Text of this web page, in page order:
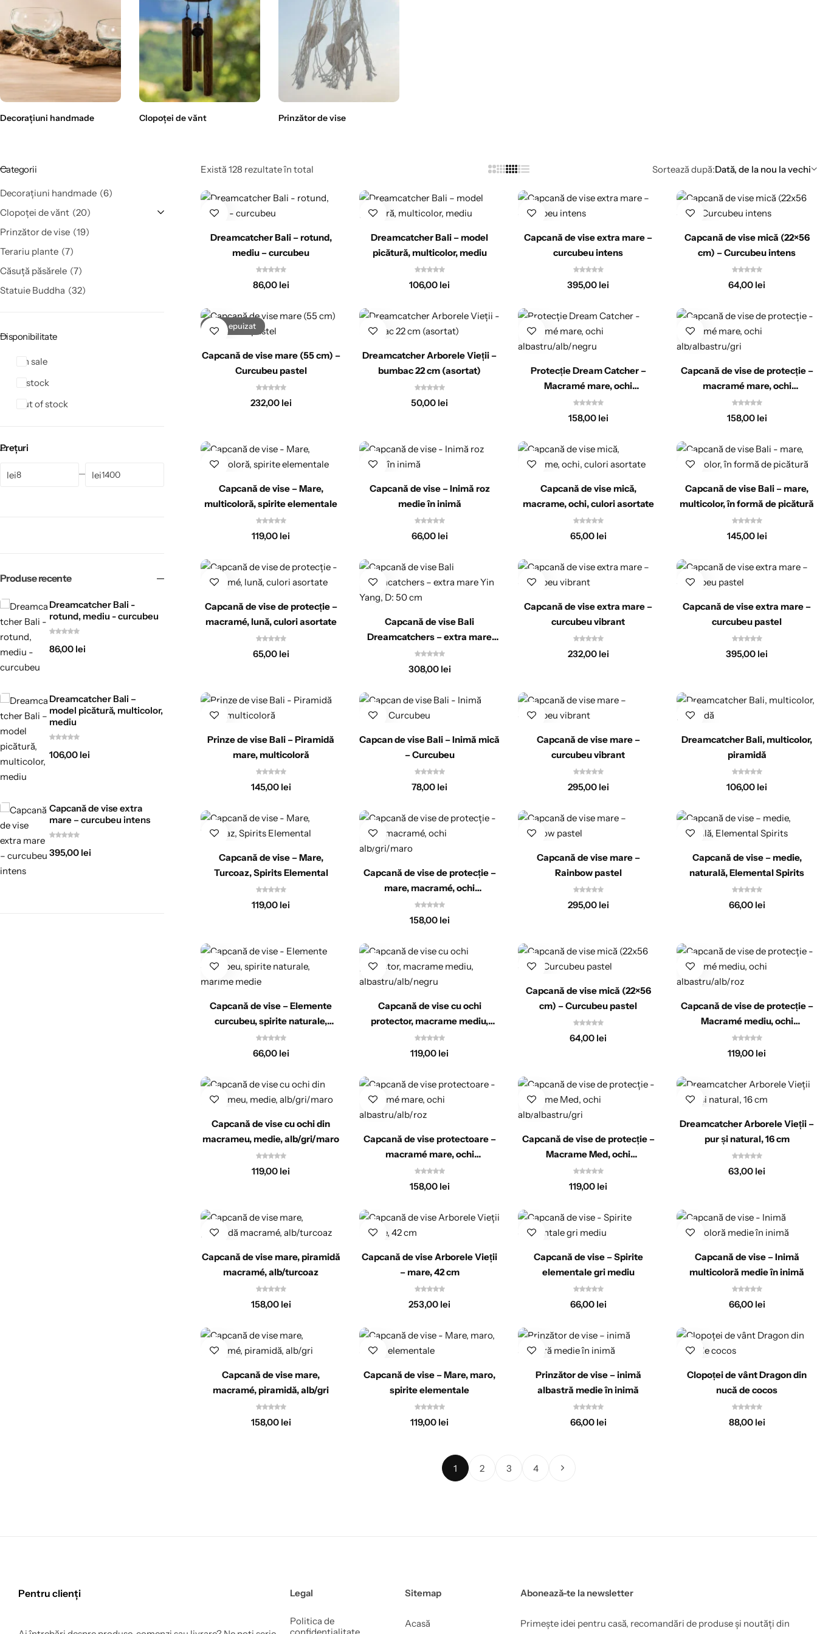
Decorațiuni handmade Clopoței de vănt Prinzător de vise
Există 128 rezultate în total Sortează după:Dată, de la nou la vechi
Dreamcatcher Bali – rotund,
mediu – curcubeu
86,00 lei
Dreamcatcher Bali – model
picătură, multicolor, mediu
106,00 lei
Capcană de vise extra mare –
curcubeu intens
395,00 lei
Capcană de vise mică (22×56
cm) – Curcubeu intens
64,00 lei
Stoc epuizat
Capcană de vise mare (55 cm) –
Curcubeu pastel
232,00 lei
Dreamcatcher Arborele Vieții –
bumbac 22 cm (asortat)
50,00 lei
Protecție Dream Catcher –
Macramé mare, ochi
albastru/alb/negru
158,00 lei
Capcană de vise de protecție –
macramé mare, ochi
alb/albastru/gri
158,00 lei
Capcană de vise – Mare,
multicoloră, spirite elementale
119,00 lei
Capcană de vise – Inimă roz
medie în inimă
66,00 lei
Capcană de vise mică,
macrame, ochi, culori asortate
65,00 lei
Capcană de vise Bali – mare,
multicolor, în formă de picătură
145,00 lei
Capcană de vise de protecție –
macramé, lună, culori asortate
65,00 lei
Capcană de vise Bali
Dreamcatchers – extra mare
Yin Yang, D: 50 cm
308,00 lei
Capcană de vise extra mare –
curcubeu vibrant
232,00 lei
Capcană de vise extra mare –
curcubeu pastel
395,00 lei
Prinze de vise Bali – Piramidă
mare, multicoloră
145,00 lei
Capcan de vise Bali – Inimă mică
– Curcubeu
78,00 lei
Capcană de vise mare –
curcubeu vibrant
295,00 lei
Dreamcatcher Bali, multicolor,
piramidă
106,00 lei
Capcană de vise – Mare,
Turcoaz, Spirits Elemental
119,00 lei
Capcană de vise de protecție –
mare, macramé, ochi
alb/gri/maro
158,00 lei
Capcană de vise mare –
Rainbow pastel
295,00 lei
Capcană de vise – medie,
naturală, Elemental Spirits
66,00 lei
Capcană de vise – Elemente
curcubeu, spirite naturale,
mărime medie
66,00 lei
Capcană de vise cu ochi
protector, macrame mediu,
albastru/alb/negru
119,00 lei
Capcană de vise mică (22×56
cm) – Curcubeu pastel
64,00 lei
Capcană de vise de protecție –
Macramé mediu, ochi
albastru/alb/roz
119,00 lei
Capcană de vise cu ochi din
macrameu, medie, alb/gri/maro
119,00 lei
Capcană de vise protectoare –
macramé mare, ochi
albastru/alb/roz
158,00 lei
Capcană de vise de protecție –
Macrame Med, ochi
alb/albastru/gri
119,00 lei
Dreamcatcher Arborele Vieții –
pur și natural, 16 cm
63,00 lei
Capcană de vise mare, piramidă
macramé, alb/turcoaz
158,00 lei
Capcană de vise Arborele Vieții
– mare, 42 cm
253,00 lei
Capcană de vise – Spirite
elementale gri mediu
66,00 lei
Capcană de vise – Inimă
multicoloră medie în inimă
66,00 lei
Capcană de vise mare,
macramé, piramidă, alb/gri
158,00 lei
Capcană de vise – Mare, maro,
spirite elementale
119,00 lei
Prinzător de vise – inimă
albastră medie în inimă
66,00 lei
Clopoței de vânt Dragon din
nucă de cocos
88,00 lei
1 2 3 4
Categorii
Decorațiuni handmade 6
Clopoței de vănt 20
Prinzător de vise 19
Terariu plante 7
Căsuță păsărele 7
Statuie Buddha
32
Disponibilitate
On sale
In stock
Out of stock
Prețuri
lei lei
Produse recente
Dreamcatcher Bali -
rotund, mediu - curcubeu
86,00 lei
Dreamcatcher Bali –
model picătură, multicolor,
mediu
106,00 lei
Capcană de vise extra
mare – curcubeu intens
395,00 lei
Pentru clienți Legal
Politica de
Sitemap
Acasă
Abonează-te la newsletter
Primește idei pentru casă, recomandări de produse și noutăți din